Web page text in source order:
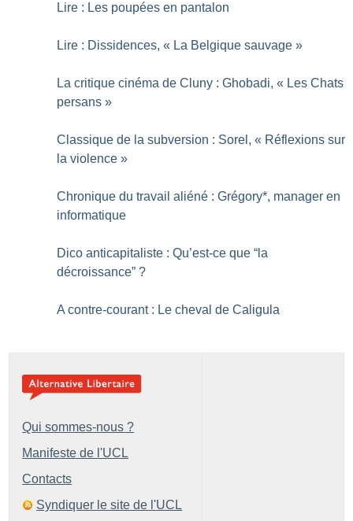
Lire : Les poupées en pantalon
Lire : Dissidences, « La Belgique sauvage »
La critique cinéma de Cluny : Ghobadi, « Les Chats
persans »
Classique de la subversion : Sorel, « Réflexions sur
la violence »
Chronique du travail aliéné : Grégory*, manager en
informatique
Dico anticapitaliste : Qu’est-ce que “la
décroissance” ?
A contre-courant : Le cheval de Caligula
Qui sommes-nous ?
Manifeste de l'UCL
Contacts
Syndiquer le site de l'UCL